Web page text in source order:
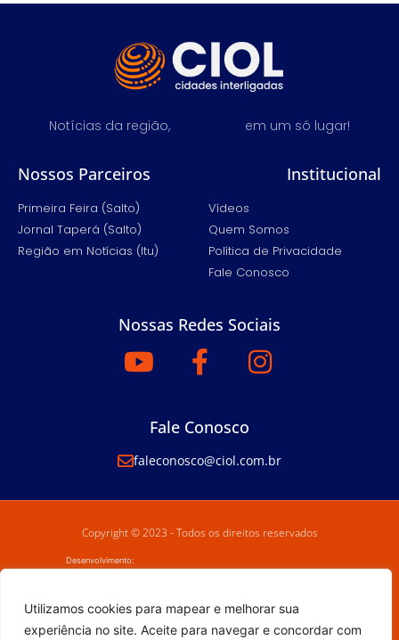
Utilizamos cookies para mapear e melhorar sua
experiência no site. Aceite para navegar e concordar com
Notícias da região, em um só lugar!
Nossos Parceiros
Primeira Feira (Salto)
Jornal Taperá (Salto)
Região em Notícias (Itu)
Institucional
Vídeos
Quem Somos
Política de Privacidade
Fale Conosco
Nossas Redes Sociais
Fale Conosco
faleconosco@ciol.com.br
Copyright © 2023 - Todos os direitos reservados
Desenvolvimento: